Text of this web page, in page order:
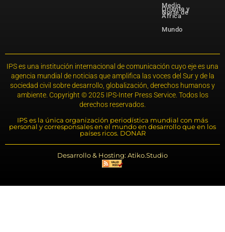
Medio
Oriente y
Norte de
África
Mundo
IPS es una institución internacional de comunicación cuyo eje es una
agencia mundial de noticias que amplifica las voces del Sur y de la
sociedad civil sobre desarrollo, globalización, derechos humanos y
ambiente. Copyright © 2025 IPS-Inter Press Service. Todos los
derechos reservados.
IPS es la única organización periodística mundial con más
personal y corresponsales en el mundo en desarrollo que en los
países ricos. DONAR
Desarrollo & Hosting: Atiko.Studio